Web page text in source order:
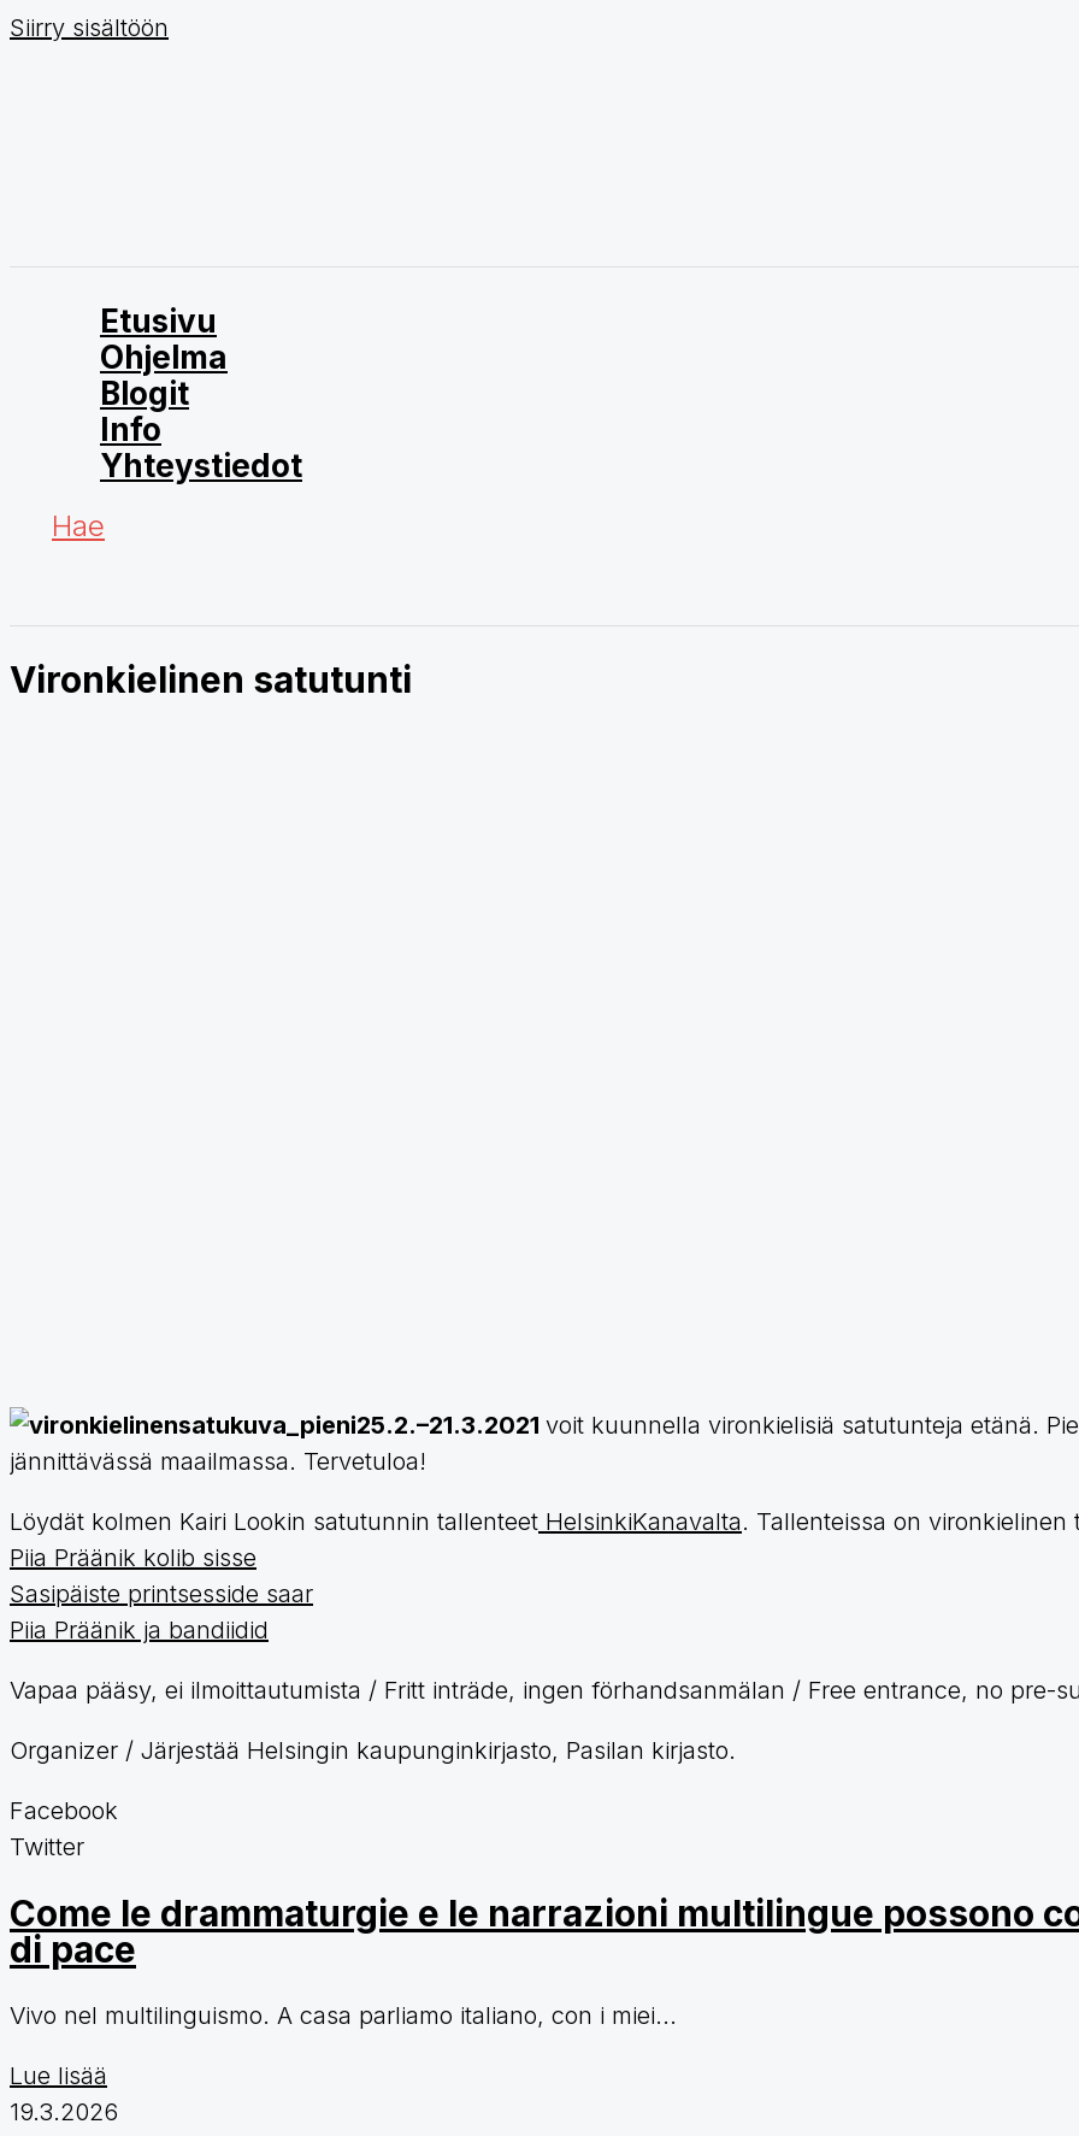
Siirry sisältöön
Etusivu
Ohjelma
Blogit
Info
Yhteystiedot
Hae
Vironkielinen satutunti
25.2.–21.3.2021 voit kuunnella vironkielisiä satutunteja etänä.
jännittävässä maailmassa. Tervetuloa!
Löydät kolmen Kairi Lookin satutunnin tallenteet HelsinkiKanavalta. Tallenteissa on vironkielinen
Piia Präänik kolib sisse
Sasipäiste printsesside saar
Piia Präänik ja bandiidid
Vapaa pääsy, ei ilmoittautumista / Fritt inträde, ingen förhandsanmälan / Free entrance, no pre-
Organizer / Järjestää Helsingin kaupunginkirjasto, Pasilan kirjasto.
Facebook
Twitter
Come le drammaturgie e le narrazioni multilingue possono
di pace
Vivo nel multilinguismo. A casa parliamo italiano, con i miei...
Lue lisää
19.3.2026